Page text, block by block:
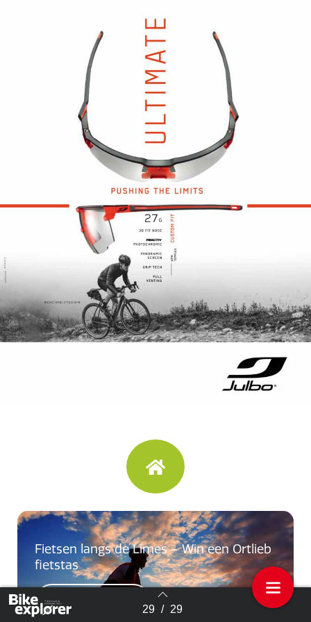
Terug naar overzicht 29 / 29
Fietsen langs de Limes – Win een Ortlieb
fietstas